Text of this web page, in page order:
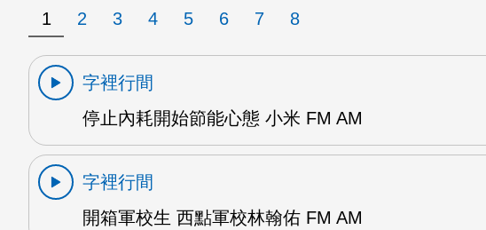
1 2 3 4 5 6 7 8
字裡行間
停止內耗開始節能心態 小米 FM AM
字裡行間
開箱軍校生 西點軍校林翰佑 FM AM